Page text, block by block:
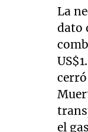
La
dato
el